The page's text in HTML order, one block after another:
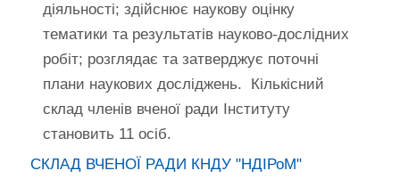
діяльності; здійснює наукову оцінку
тематики та результатів науково-дослідних
робіт; розглядає та затверджує поточні
плани наукових досліджень. Кількісний
склад членів вченої ради Інституту
становить 11 осіб.
СКЛАД ВЧЕНОЇ РАДИ КНДУ "НДІРоМ"